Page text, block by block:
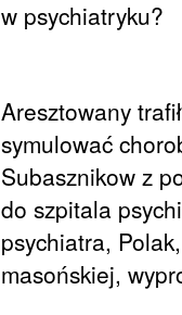
w psychiatryku?
Aresztowany
symulować
Subasznikow z
do szpitala
psychiatra,
masońskiej,